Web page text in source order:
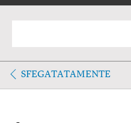
SFEGATATAMENTE